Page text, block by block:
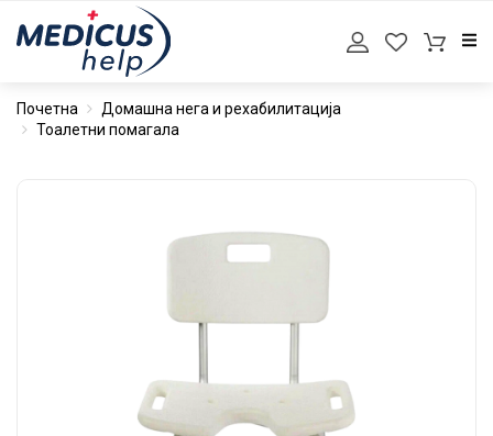
Почетна
Домашна нега и рехабилитација
Тоалетни помагала